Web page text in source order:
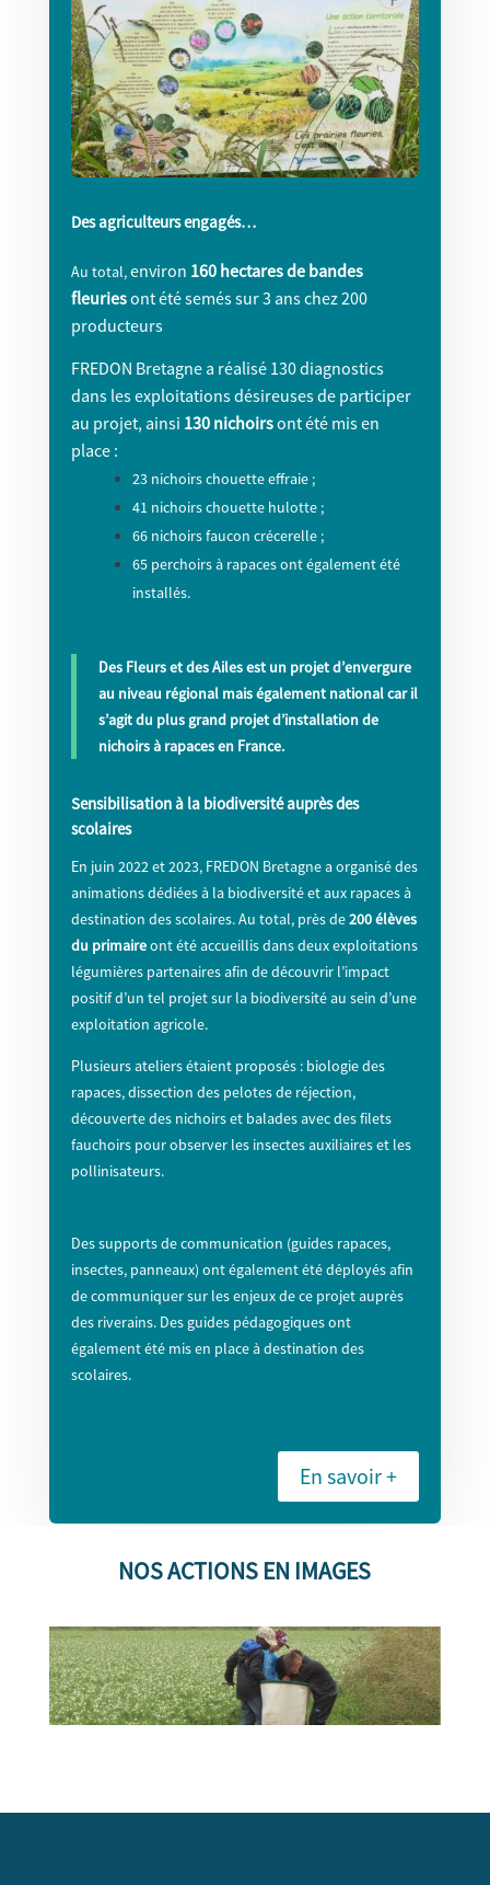
Des agriculteurs engagés…
Au total,environ 160 hectares de bandes
fleuriesont été semés sur 3 ans chez 200
producteurs
FREDON Bretagne a réalisé 130 diagnostics
dans les exploitations désireuses de participer
au projet, ainsi 130 nichoirsont été mis en
place :
23 nichoirs chouette effraie ;
41 nichoirs chouette hulotte ;
66 nichoirs faucon crécerelle ;
65 perchoirs à rapaces ont également été
installés.
Des Fleurs et des Ailes est un projet d’envergure
au niveau régional mais également national car il
s’agit du plus grand projet d’installation de
nichoirs à rapaces en France.
Sensibilisation à la biodiversité auprès des
scolaires
En juin 2022 et 2023, FREDON Bretagne a organisé des
animations dédiées à la biodiversité et aux rapaces à
destination des scolaires. Au total, près de200 élèves
du primaireont été accueillis dans deux exploitations
légumières partenaires afin de découvrir l’impact
positif d’un tel projet sur la biodiversité au sein d’une
exploitation agricole.
Plusieurs ateliers étaient proposés : biologie des
rapaces, dissection des pelotes de réjection,
découverte des nichoirs et balades avec des filets
fauchoirs pour observer les insectes auxiliaires et les
pollinisateurs.
Des supports de communication (guides rapaces,
insectes, panneaux) ont également été déployés afin
de communiquer sur les enjeux de ce projet auprès
des riverains. Des guides pédagogiques ont
également été mis en place à destination des
scolaires.
En savoir +
NOS ACTIONS EN IMAGES